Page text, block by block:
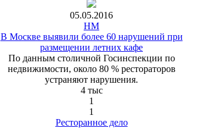
05.05.2016
HM
В Москве выявили более 60 нарушений при
размещении летних кафе
По данным столичной Госинспекции по
недвижимости, около 80 % рестораторов
устраняют нарушения.
4 тыс
1
1
Ресторанное дело